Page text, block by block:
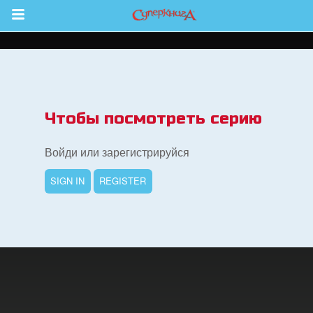
Return to Content
Bible App
Чтобы посмотреть серию
Войди или зарегистрируйся
SIGN IN REGISTER